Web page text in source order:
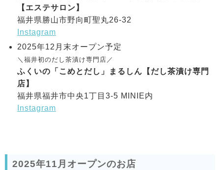
【エステサロン】
福井県勝山市野向町聖丸26-32
Instagram
2025年12月末オープン予定
＼福井初のだし茶漬け専門店／
ふくいの「こめとだし」まるしん【だし茶漬け専門
店】
福井県福井市中央1丁目3-5 MINIE内
Instagram
2025年11月オープンのお店